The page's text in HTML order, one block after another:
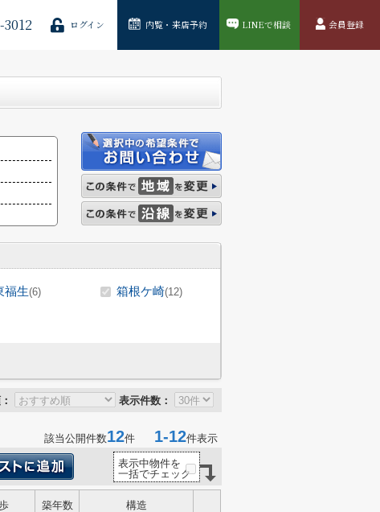
3012 ログイン 内覧・来店予約 LINEで相談 会員登録
福生(6) 箱根ケ崎(12)
表示件数：
該当公開件数12件 1-12件表示
表示中物件を
一括でチェック
築年数
構造